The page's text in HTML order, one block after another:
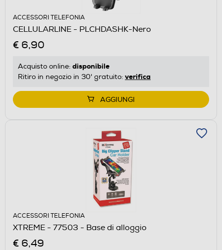
ACCESSORI TELEFONIA
CELLULARLINE - PLCHDASHK-Nero
€ 6,90
Acquisto online: disponibile
Ritiro in negozio in 30' gratuito: verifica
AGGIUNGI
ACCESSORI TELEFONIA
XTREME - 77503 - Base di alloggio
€ 6,49